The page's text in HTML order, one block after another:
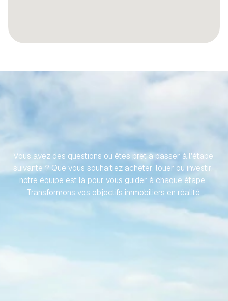
EFFORT
Vous avez des questions ou êtes prêt à passer à l'étape
suivante ? Que vous souhaitiez acheter, louer ou investir,
notre équipe est là pour vous guider à chaque étape.
Transformons vos objectifs immobiliers en réalité.